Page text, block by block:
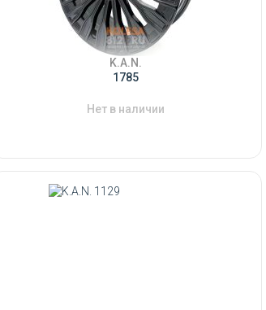
K.A.N.
1785
Нет в наличии